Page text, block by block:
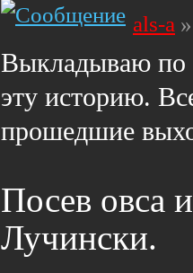
als-a
Выкладываю по
эту историю.
прошедшие
Посев овса
Лучински.